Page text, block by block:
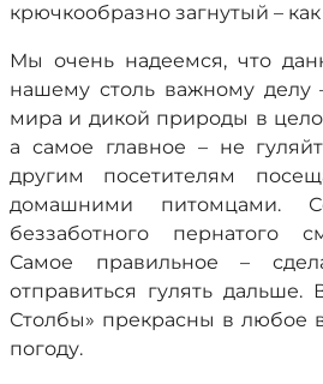
крючкообразно загнутый – как
Мы очень надеемся, что
нашему столь важному делу
мира и дикой природы в
а самое главное – не
другим посетителям
домашними питомцами.
беззаботного пернатого
Самое правильное –
отправиться гулять дальше.
Столбы» прекрасны в любое
погоду.